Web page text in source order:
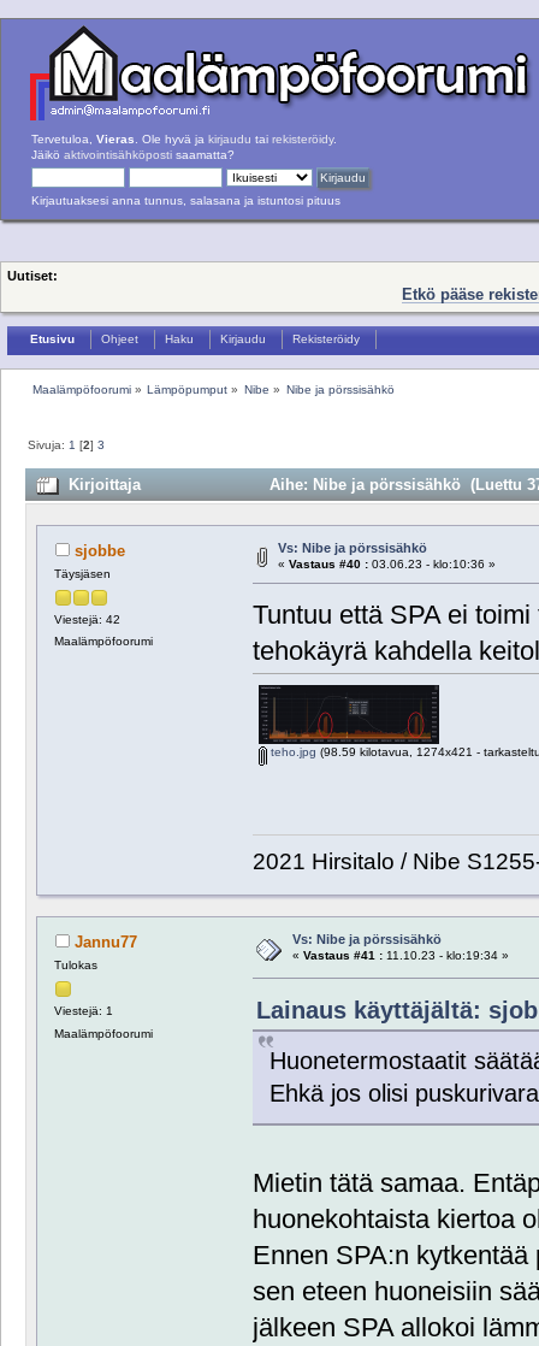
Tervetuloa, Vieras . Ole hyvä ja kirjaudu tai rekisteröidy.
Jäikö aktivointisähköposti saamatta?
Kirjautuaksesi anna tunnus, salasana ja istuntosi pituus
Uutiset:
Etkö pääse
Etusivu Ohjeet Haku Kirjaudu Rekisteröidy
Maalämpöfoorumi» Lämpöpumput » Nibe » Nibe ja pörssisähkö
Sivuja: 1 [2]3
Kirjoittaja Aihe: Nibe ja pörssisähkö (Luettu
sjobbe
Täysjäsen
Viestejä: 42
Maalämpöfoorumi
Vs: Nibe ja pörssisähkö
« Vastaus #40 :03.06.23 - klo:10:36 »
Tuntuu että SPA ei
tehokäyrä kahdella
teho.jpg (98.59 kilotavua, 1274x421 -
2021 Hirsitalo / Nibe
Jannu77
Tulokas
Viestejä: 1
Maalämpöfoorumi
Vs: Nibe ja pörssisähkö
« Vastaus #41 :11.10.23 - klo:19:34 »
Lainaus käyttäjältä:
Huonetermostaatit
Ehkä jos olisi
Mietin tätä samaa.
huonekohtaista kiertoa
Ennen SPA:n
sen eteen huoneisiin
jälkeen SPA allokoi